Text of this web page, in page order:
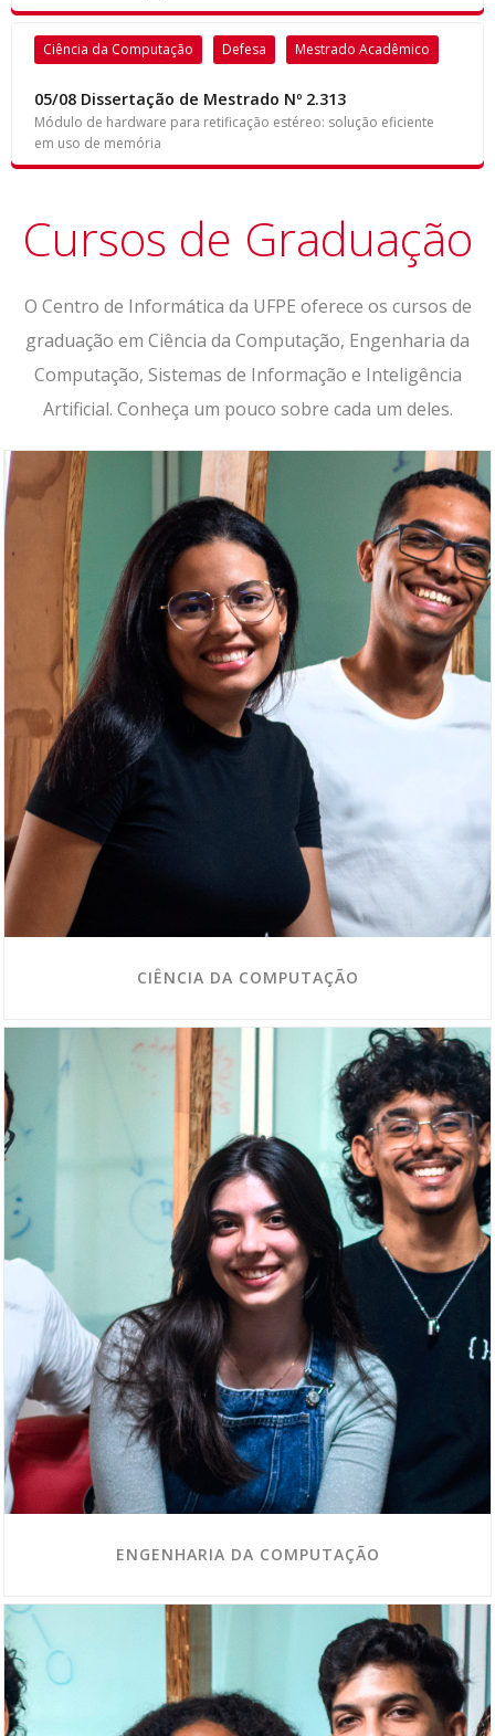
Ciência da Computação Defesa Mestrado Acadêmico
05/08 Dissertação de Mestrado Nº 2.313
Módulo de hardware para retificação estéreo: solução eficiente
em uso de memória
Cursos de Graduação
O Centro de Informática da UFPE oferece os cursos de
graduação em Ciência da Computação, Engenharia da
Computação, Sistemas de Informação e Inteligência
Artificial. Conheça um pouco sobre cada um deles.
CIÊNCIA DA COMPUTAÇÃO
ENGENHARIA DA COMPUTAÇÃO